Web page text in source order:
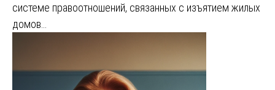
системе правоотношений, связанных с изъятием жилых
домов…